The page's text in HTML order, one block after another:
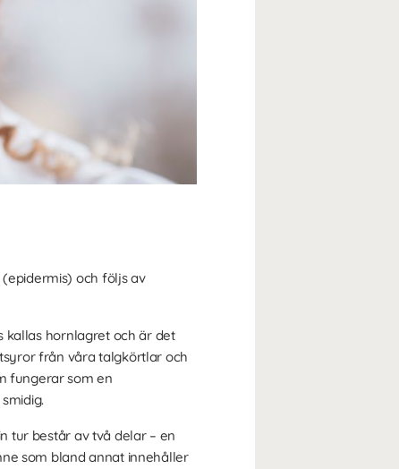
och följs av
kallas hornlagret och är det
från våra talgkörtlar och
fungerar som en
tur består av två delar – en
som bland annat innehåller